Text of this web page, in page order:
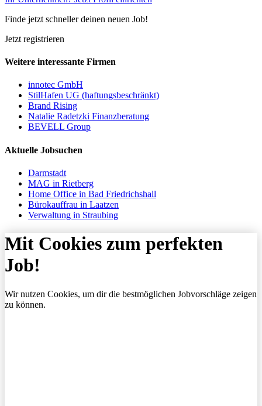
Finde jetzt schneller deinen neuen Job!
Jetzt registrieren
Weitere interessante Firmen
innotec GmbH
StilHafen UG (haftungsbeschränkt)
Brand Rising
Natalie Radetzki Finanzberatung
BEVELL Group
Aktuelle Jobsuchen
Darmstadt
MAG in Rietberg
Home Office in Bad Friedrichshall
Bürokauffrau in Laatzen
Verwaltung in Straubing
Mit Cookies zum perfekten
Job!
Wir nutzen Cookies, um dir die bestmöglichen Jobvorschläge zeigen
zu können.